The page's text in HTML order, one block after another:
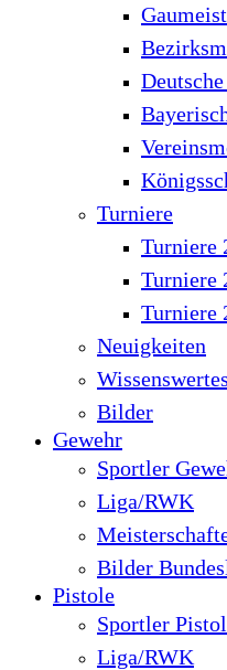
Turniere
Turniere
Turniere
Turniere
Neuigkeiten
Wissenswertes
Bilder
Gewehr
Sportler
Liga/RWK
Bilder
Pistole
Sportler
Liga/RWK